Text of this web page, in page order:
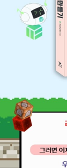
상을 만드는 사람
이 책은 그런 ‘창
읽으실 여러분이
야 한다는 의미는
로를 선택한 사람
접 경험해 보는
해 보세요. 무엇인
는 아주 인간적이
다는 것은 단순히
확장하는 행동이
이 책을 펼친 이유